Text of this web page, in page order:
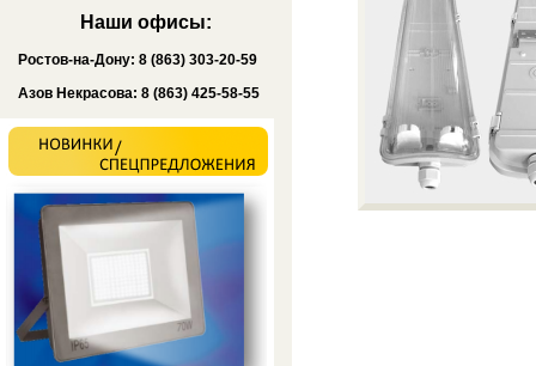
Наши офисы:
Ростов-на-Дону: 8 (863) 303-20-59
Азов Некрасова: 8 (863) 425-58-55